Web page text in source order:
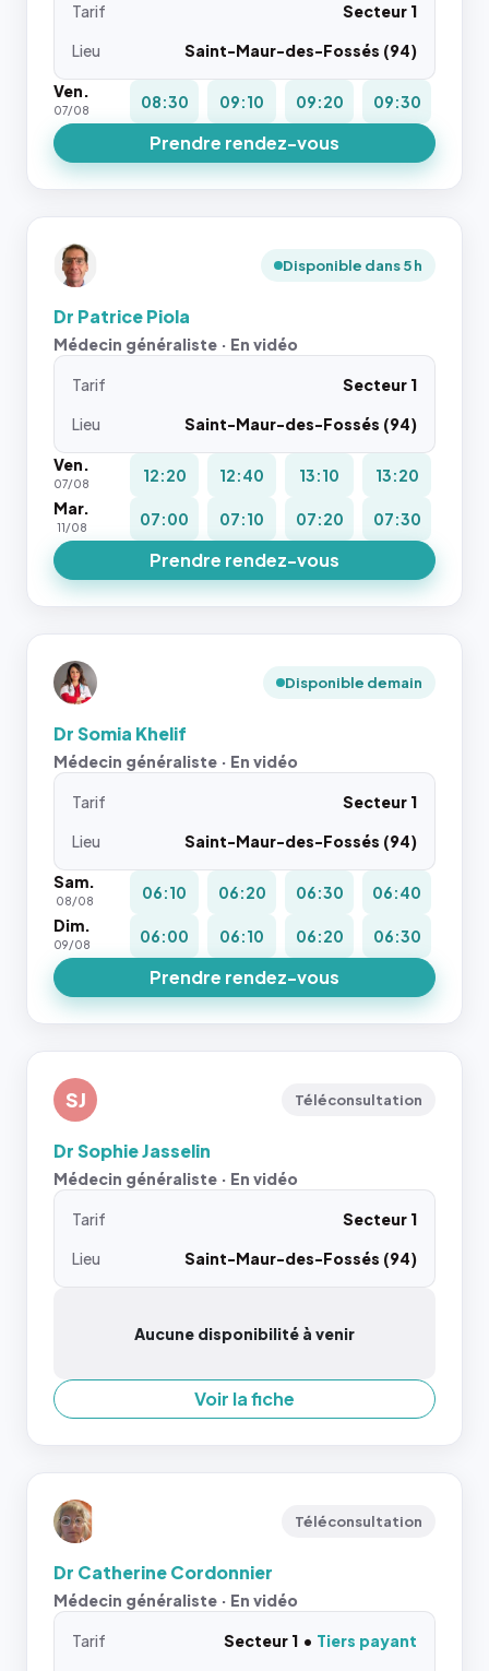
Tarif
Secteur 1
Lieu
Saint-Maur-des-Fossés (94)
Ven.
07/08 08:30 09:10 09:20 09:30
Prendre rendez-vous
Disponible dans 5 h
Dr Patrice Piola
Médecin généraliste · En vidéo
Tarif
Secteur 1
Lieu
Saint-Maur-des-Fossés (94)
Ven.
07/08 12:20 12:40 13:10
13:20
Mar.
11/08 07:00 07:10 07:20 07:30
Prendre rendez-vous
Disponible demain
Dr Somia Khelif
Médecin généraliste · En vidéo
Tarif
Secteur 1
Lieu
Saint-Maur-des-Fossés (94)
Sam.
08/08 06:10 06:20 06:30
06:40
Dim.
09/08 06:00 06:10 06:20 06:30
Prendre rendez-vous
SJ Téléconsultation
Dr Sophie Jasselin
Médecin généraliste · En vidéo
Tarif
Secteur 1
Lieu
Saint-Maur-des-Fossés (94)
Aucune disponibilité à venir
Voir la fiche
Téléconsultation
Dr Catherine Cordonnier
Médecin généraliste · En vidéo
Tarif Secteur 1
Tiers payant